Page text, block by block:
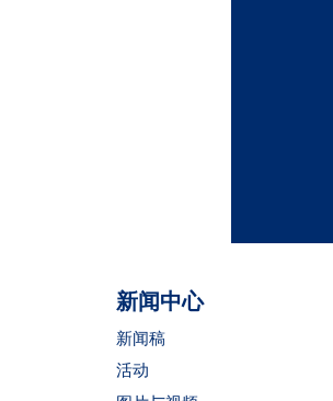
新闻中心
新闻稿
活动